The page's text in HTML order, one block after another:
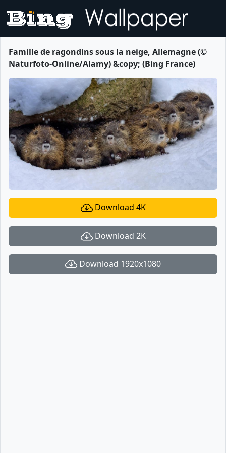
Famille de ragondins sous la neige, Allemagne (©
Naturfoto-Online/Alamy) &copy; (Bing France)
Download 4K
Download 2K
Download 1920x1080